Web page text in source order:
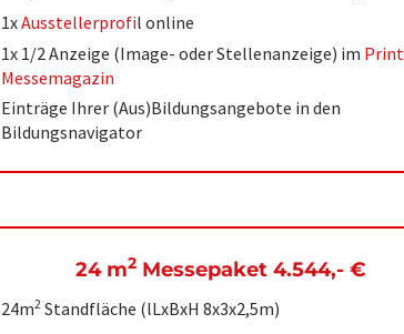
1xAusstellerprofil online
1x 1/2 Anzeige (Image- oder Stellenanzeige) im Print
Messemagazin
Einträge Ihrer (Aus)Bildungsangebote in den
Bildungsnavigator
24 m2Messepaket 4.544,- €
24m2Standfläche (lLxBxH 8x3x2,5m)